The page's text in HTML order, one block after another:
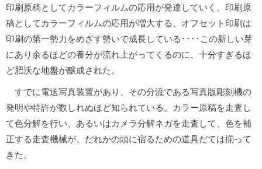
印刷原稿としてカラーフィルムの応用が発達していく、印刷原
稿としてカラーフィルムの応用が増大する、オフセット印刷は
印刷の第一勢力をめざす勢いで成長している････この新しい芽
にあり余るほどの養分が流れ上がってくるのに、十分すぎるほ
ど肥沃な地盤が醸成された。
すでに電送写真装置があり、その分流である写真版彫刻機の
発明や特許が数しれぬほど知られている。カラー原稿を走査し
て色分解を行い、あるいはカメラ分解ネガを走査して、色を補
正する走査機械が、だれかの頭に宿るための道具だては揃って
きた。